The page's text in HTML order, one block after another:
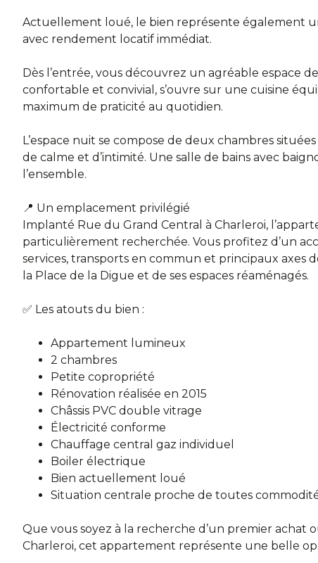
Actuellement loué, le bien représente également
avec rendement locatif immédiat.
Dès l’entrée, vous découvrez un agréable espace
confortable et convivial, s’ouvre sur une cuisine
maximum de praticité au quotidien.
L’espace nuit se compose de deux chambres
de calme et d’intimité. Une salle de bains avec
l’ensemble.
📍 Un emplacement privilégié
Implanté Rue du Grand Central à Charleroi,
particulièrement recherchée. Vous profitez d’un
services, transports en commun et principaux axes
la Place de la Digue et de ses espaces réaménagés.
✅ Les atouts du bien :
Appartement lumineux
2 chambres
Petite copropriété
Rénovation réalisée en 2015
Châssis PVC double vitrage
Électricité conforme
Chauffage central gaz individuel
Boiler électrique
Bien actuellement loué
Situation centrale proche de toutes
Que vous soyez à la recherche d’un premier achat
Charleroi, cet appartement représente une belle